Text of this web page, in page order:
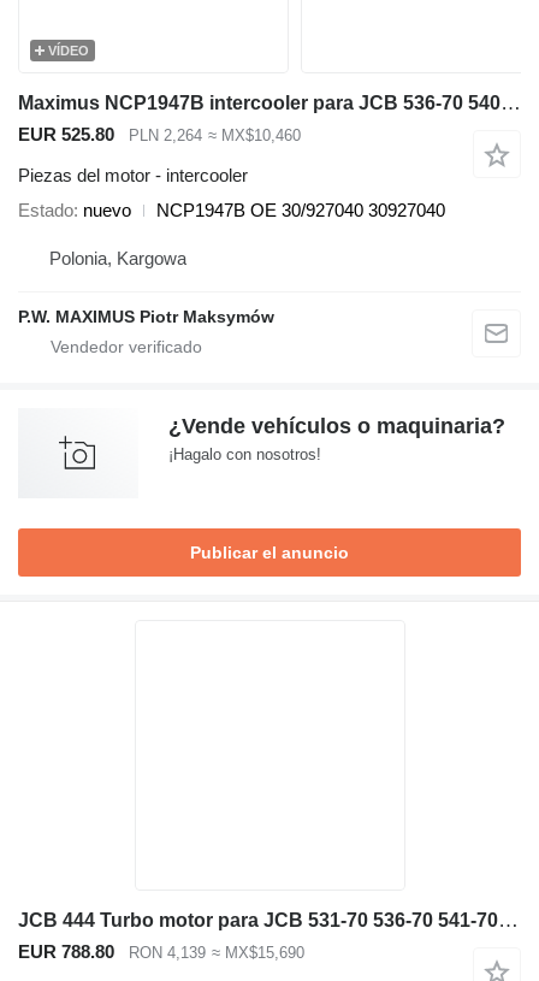
VÍDEO
Maximus NCP1947B intercooler para JCB 536-70 540-140 531-70 533-105 535-95 536-60 536-70 540-170 541-70 550-140 cargadora telescópica
EUR 525.80 PLN 2,264 ≈ MX$10,460
Piezas del motor - intercooler
Estado nuevo NCP1947B OE 30/927040 30927040
Polonia, Kargowa
P.W. MAXIMUS Piotr Maksymów
¿Vende vehículos o maquinaria?
¡Hagalo con nosotros!
Publicar el anuncio
JCB 444 Turbo motor para JCB 531-70 536-70 541-70 540-140 cargadora telescópica
EUR 788.80 RON 4,139 ≈ MX$15,690